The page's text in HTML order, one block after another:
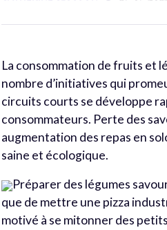
La consommation de fruits et
nombre d’initiatives qui
circuits courts se développe
consommateurs. Perte des
augmentation des repas en
saine et écologique.
Préparer des légumes
que de mettre une pizza
motivé à se mitonner des